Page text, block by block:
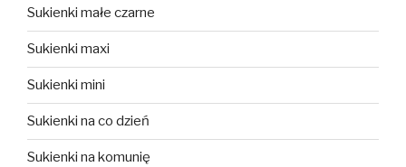
Sukienki małe czarne
Sukienki maxi
Sukienki mini
Sukienki na co dzień
Sukienki na komunię